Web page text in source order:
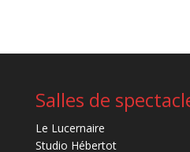
Salles de
Le Lucernaire
Studio Hébertot